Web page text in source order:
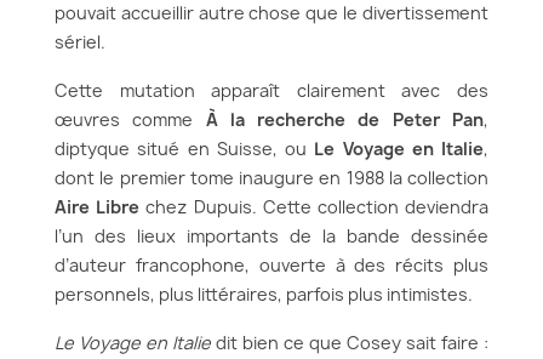
pouvait accueillir autre chose que le divertissement
sériel.
Cette mutation apparaît clairement avec des
œuvres comme À la recherche de Peter Pan,
diptyque situé en Suisse, ou Le Voyage en Italie,
dont le premier tome inaugure en 1988 la collection
Aire Libre chez Dupuis. Cette collection deviendra
l’un des lieux importants de la bande dessinée
d’auteur francophone, ouverte à des récits plus
personnels, plus littéraires, parfois plus intimistes.
Le Voyage en Italie dit bien ce que Cosey sait faire :